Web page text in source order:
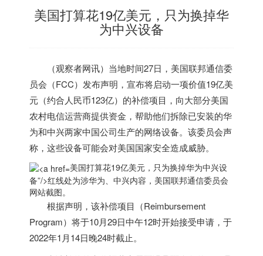
美国打算花19亿美元，只为换掉华
为中兴设备
（观察者网讯）当地时间27日， 美国联邦通信委
员会（FCC）发布声明，宣布将启动一项价值19亿美
元（约合人民币123亿）的补偿项目，向大部分美国
农村电信运营商提供资金，帮助他们拆除已安装的华
为和中兴两家中国公司生产的网络设备。该委员会声
称，这些设备可能会对美国国家安全造成威胁。
美国打算花19亿美元，只为换掉华为中兴设
备”/>红线处为涉华为、中兴内容， 美国联邦通信委员会
网站截图。
根据声明，该补偿项目（Reimbursement
Program）将于10月29日中午12时开始接受申请，于
2022年1月14日晚24时截止。